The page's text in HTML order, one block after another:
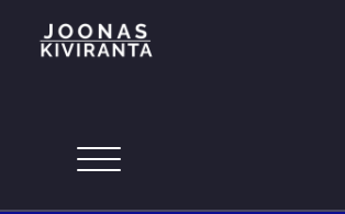
tekniikan osaaja
Navigoi